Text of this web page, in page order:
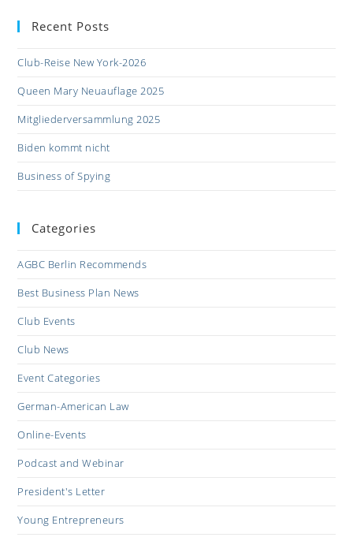
Recent Posts
Club-Reise New York-2026
Queen Mary Neuauflage 2025
Mitgliederversammlung 2025
Biden kommt nicht
Business of Spying
Categories
AGBC Berlin Recommends
Best Business Plan News
Club Events
Club News
Event Categories
German-American Law
Online-Events
Podcast and Webinar
President's Letter
Young Entrepreneurs